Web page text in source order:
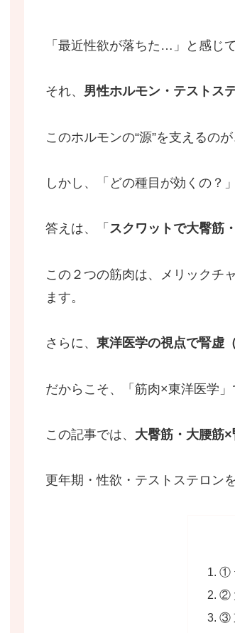
「最近性欲が落ちた…」と感じ
それ、 男性ホルモン・テストス
このホルモンの“源”を支えるのが
しかし、「どの種目が効くの？
答えは、「 スクワットで大臀筋
この２つの筋肉は、メリックチ
ます。
さらに、 東洋医学の視点で腎虚
だからこそ、「筋肉×東洋医学
この記事では、 大臀筋・大腰筋
更年期・性欲・テストステロン
①
②
③